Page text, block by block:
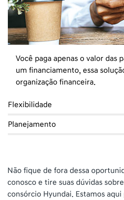
Você paga apenas o valor das
um financiamento, essa
organização financeira.
Flexibilidade
Planejamento
Não fique de fora dessa
conosco e tire suas dúvidas
consórcio Hyundai. Estamos